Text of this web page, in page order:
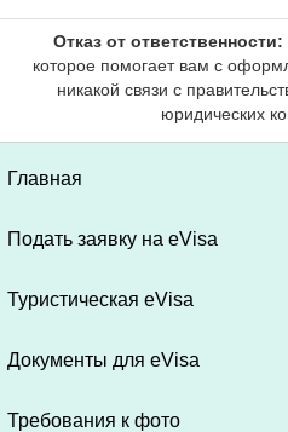
Главная
Подать заявку на eVisa
Туристическая eVisa
Документы для eVisa
Требования к фото